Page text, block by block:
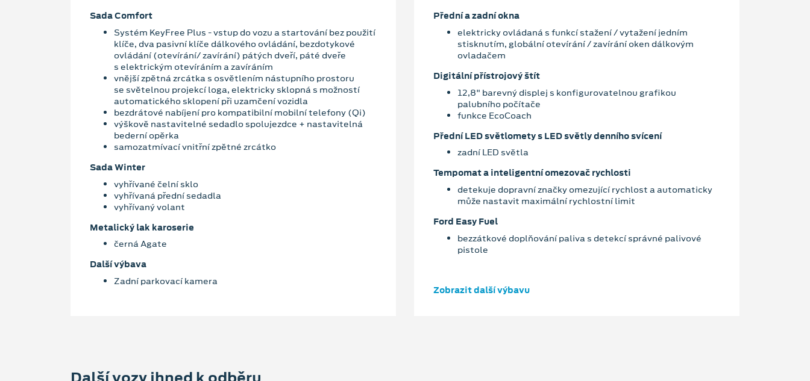
Sada Comfort
Systém KeyFree Plus - vstup do vozu a startování bez použití
klíče, dva pasivní klíče dálkového ovládání, bezdotykové
ovládání (otevírání/ zavírání) pátých dveří, páté dveře
s elektrickým otevíráním a zavíráním
vnější zpětná zrcátka s osvětlením nástupního prostoru
se světelnou projekcí loga, elektricky sklopná s možností
automatického sklopení při uzamčení vozidla
bezdrátové nabíjení pro kompatibilní mobilní telefony (Qi)
výškově nastavitelné sedadlo spolujezdce + nastavitelná
bederní opěrka
samozatmívací vnitřní zpětné zrcátko
Sada Winter
vyhřívané čelní sklo
vyhřívaná přední sedadla
vyhřívaný volant
Metalický lak karoserie
černá Agate
Další výbava
Zadní parkovací kamera
Přední a zadní okna
elektricky ovládaná s funkcí stažení / vytažení jedním
stisknutím, globální otevírání / zavírání oken dálkovým
ovladačem
Digitální přístrojový štít
12,8" barevný displej s konfigurovatelnou grafikou
palubního počítače
funkce EcoCoach
Přední LED světlomety s LED světly denního svícení
zadní LED světla
Tempomat a inteligentní omezovač rychlosti
detekuje dopravní značky omezující rychlost a automaticky
může nastavit maximální rychlostní limit
Ford Easy Fuel
bezzátkové doplňování paliva s detekcí správné palivové
pistole
Zobrazit další výbavu